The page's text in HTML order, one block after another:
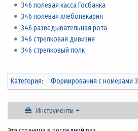
346 полевая касса Госбанка
346 полевая хлебопекарня
346 разведывательная рота
346 стрелковая дивизия
346 стрелковый полк
Категория: Формирования с номерами
Инструменты